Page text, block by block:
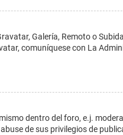
Galería, Remoto o
comuníquese con La
dentro del foro, e.j.
de sus privilegios de